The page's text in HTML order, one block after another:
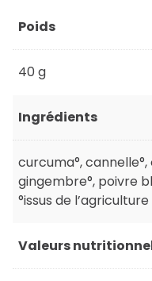
Poids
40 g
Ingrédients
curcuma°,
gingembre°, poivre
°issus de
Valeurs